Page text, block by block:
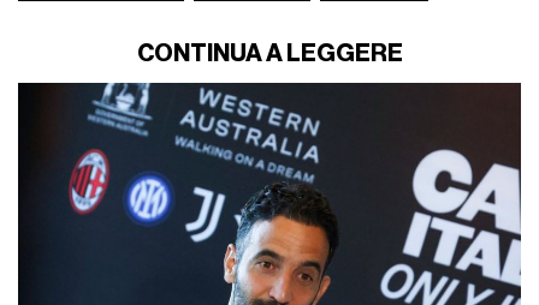
CONTINUA A LEGGERE